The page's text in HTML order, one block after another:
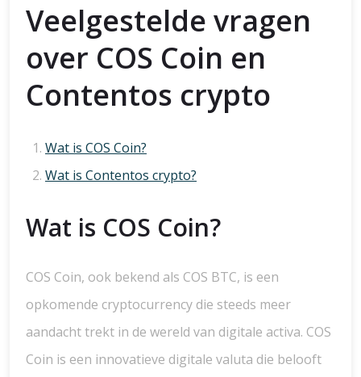
Veelgestelde vragen
over COS Coin en
Contentos crypto
Wat is COS Coin?
Wat is Contentos crypto?
Wat is COS Coin?
COS Coin, ook bekend als COS BTC, is een
opkomende cryptocurrency die steeds meer
aandacht trekt in de wereld van digitale activa. COS
Coin is een innovatieve digitale valuta die belooft